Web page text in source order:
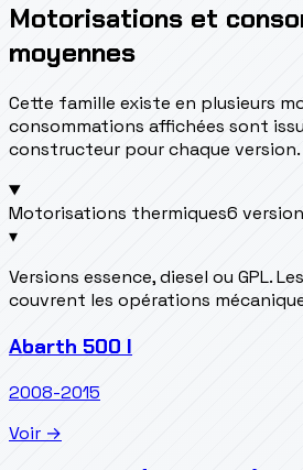
Motorisations et
moyennes
Cette famille existe en plusieurs
consommations affichées sont
constructeur pour chaque version.
Motorisations thermiques6
▾
Versions essence, diesel ou GPL.
couvrent les opérations
Abarth 500 I
2008-2015
Voir →